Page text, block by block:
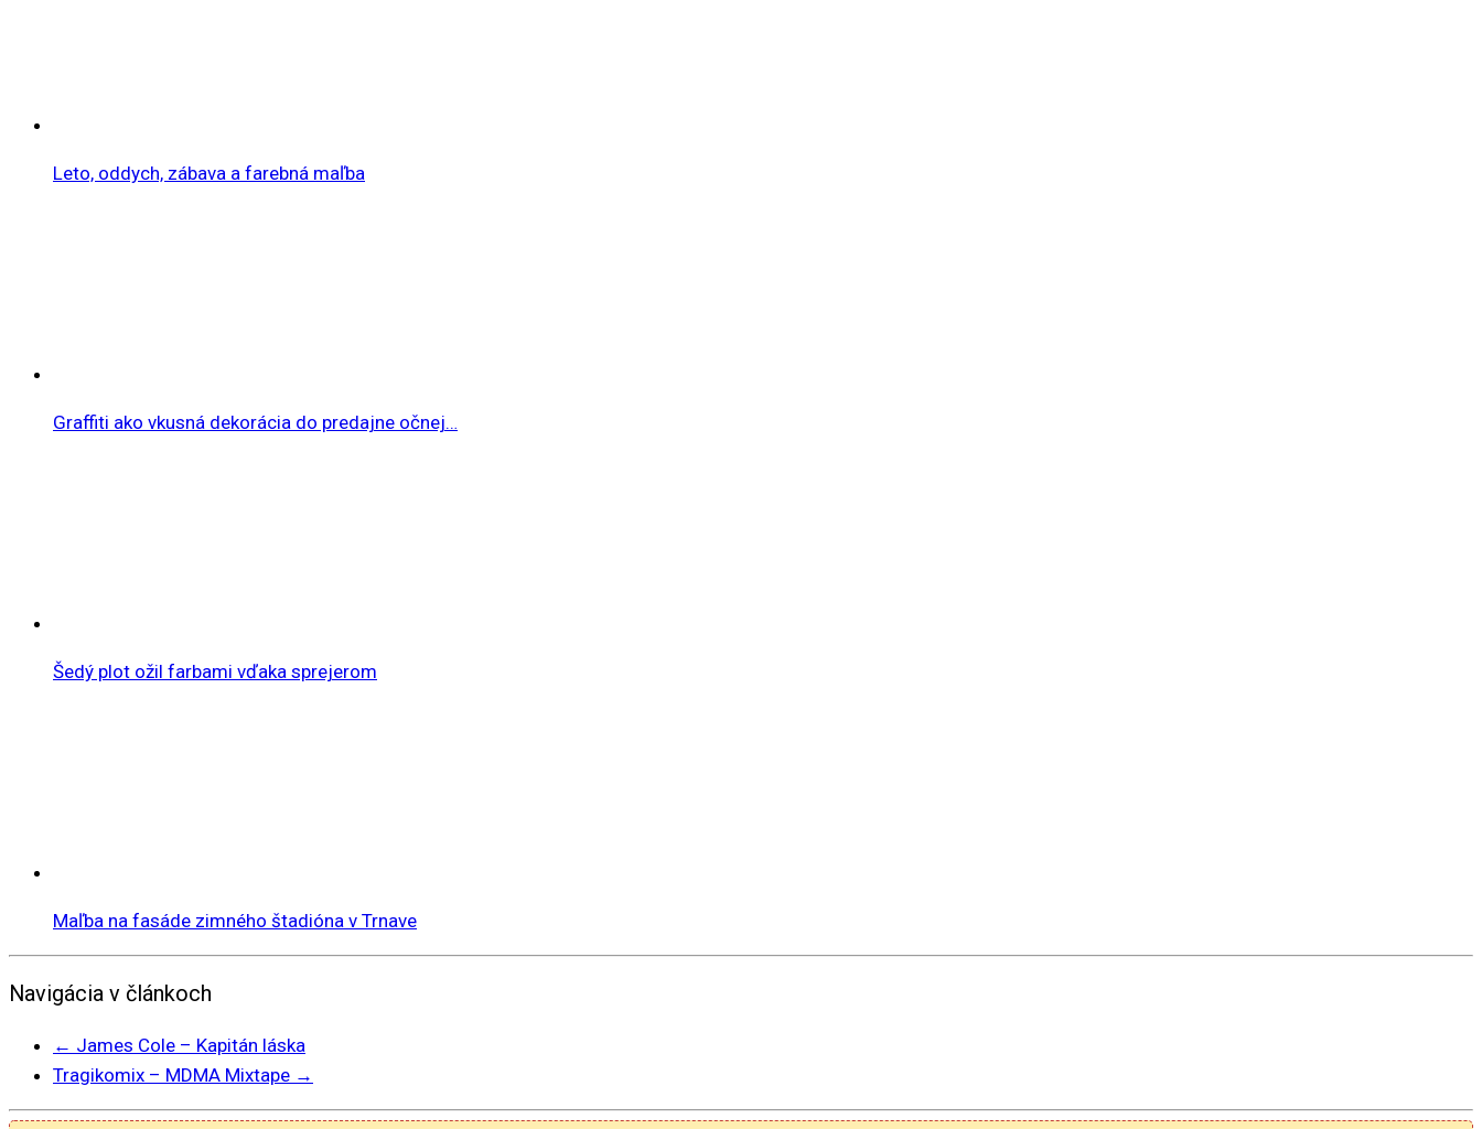
Leto, oddych, zábava a farebná maľba
Graffiti ako vkusná dekorácia do predajne očnej…
Šedý plot ožil farbami vďaka sprejerom
Maľba na fasáde zimného štadióna v Trnave
Navigácia v článkoch
← James Cole – Kapitán láska
Tragikomix – MDMA Mixtape →